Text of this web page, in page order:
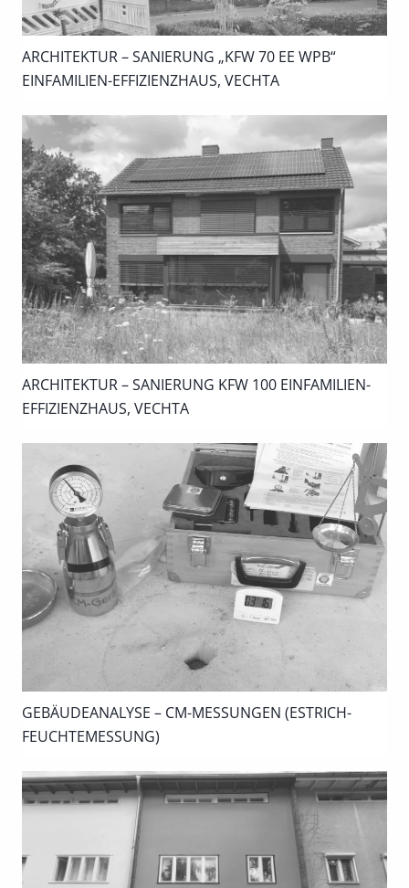
ARCHITEKTUR – SANIERUNG „KFW 70 EE WPB“
EINFAMILIEN-EFFIZIENZHAUS, VECHTA
ARCHITEKTUR – SANIERUNG KFW 100 EINFAMILIEN-
EFFIZIENZHAUS, VECHTA
GEBÄUDEANALYSE – CM-MESSUNGEN (ESTRICH-
FEUCHTEMESSUNG)